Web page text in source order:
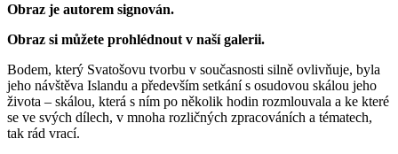
Obraz je autorem signován.
Obraz si můžete prohlédnout v naší galerii.
Bodem, který Svatošovu tvorbu v současnosti silně ovlivňuje, byla
jeho návštěva Islandu a především setkání s osudovou skálou jeho
života – skálou, která s ním po několik hodin rozmlouvala a ke které
se ve svých dílech, v mnoha rozličných zpracováních a tématech,
tak rád vrací.